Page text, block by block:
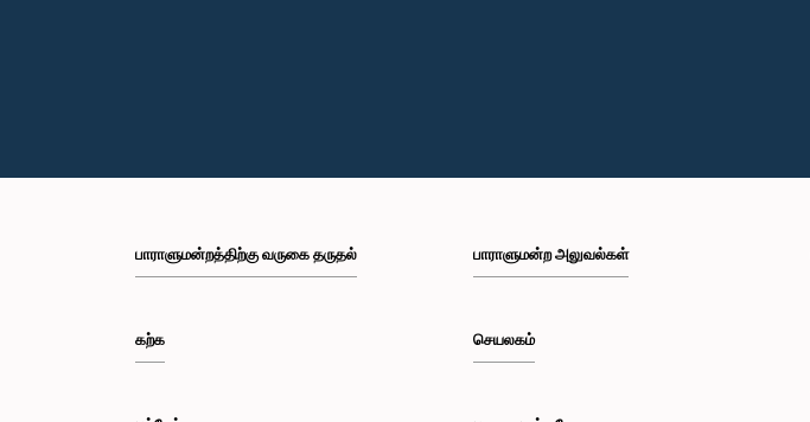
பாராளுமன்றத்திற்கு வருகை தருதல்
கற்க
பாராளுமன்ற அலுவல்கள்
செயலகம்